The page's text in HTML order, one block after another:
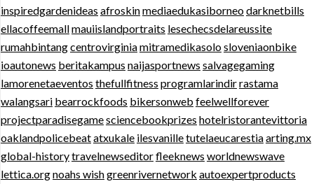
inspiredgardenideas afroskinmediaedukasiborneodarknetbills
ellacoffeemallmauiislandportraits lesechecsdelareussite
rumahbintangcentrovirginiamitramedikasolosloveniaonbike
ioautonews beritakampus naijasportnews salvagegaming
lamorenetaeventos thefullfitness programlarindirrastama
walangsari bearrockfoods bikersonweb feelwellforever
projectparadisegamesciencebookprizes hotelristorantevittoria
oaklandpolicebeatatxukale ilesvanilletutelaeucarestiaarting.mx
global-historytravelnewseditorfleeknews worldnewswave
lettica.orgnoahs wishgreenrivernetwork autoexpertproducts